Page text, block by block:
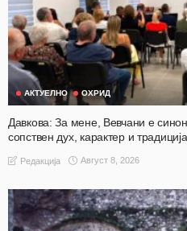
АКТУЕЛНО ОХРИД
Давкова: За мене, Вевчани е
сопствен дух, карактер и традиција
Редакција Август 8, 2026